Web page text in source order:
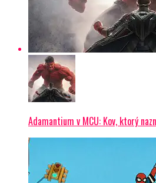
Adamantium v MCU: Kov, ktorý